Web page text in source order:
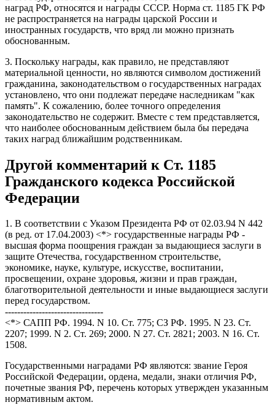
наград РФ, относятся и награды СССР. Норма ст. 1185 ГК РФ
не распространяется на награды царской России и
иностранных государств, что вряд ли можно признать
обоснованным.
3. Поскольку награды, как правило, не представляют
материальной ценности, но являются символом достижений
гражданина, законодательством о государственных наградах
установлено, что они подлежат передаче наследникам "как
память". К сожалению, более точного определения
законодательство не содержит. Вместе с тем представляется,
что наиболее обоснованным действием была бы передача
таких наград ближайшим родственникам.
Другой комментарий к Ст. 1185
Гражданского кодекса Российской
Федерации
1. В соответствии с Указом Президента РФ от 02.03.94 N 442
(в ред. от 17.04.2003) <*> государственные награды РФ -
высшая форма поощрения граждан за выдающиеся заслуги в
защите Отечества, государственном строительстве,
экономике, науке, культуре, искусстве, воспитании,
просвещении, охране здоровья, жизни и прав граждан,
благотворительной деятельности и иные выдающиеся заслуги
перед государством.
--------------------------------
<*> САПП РФ. 1994. N 10. Ст. 775; СЗ РФ. 1995. N 23. Ст.
2207; 1999. N 2. Ст. 269; 2000. N 27. Ст. 2821; 2003. N 16. Ст.
1508.
Государственными наградами РФ являются: звание Героя
Российской Федерации, ордена, медали, знаки отличия РФ,
почетные звания РФ, перечень которых утвержден указанным
нормативным актом.